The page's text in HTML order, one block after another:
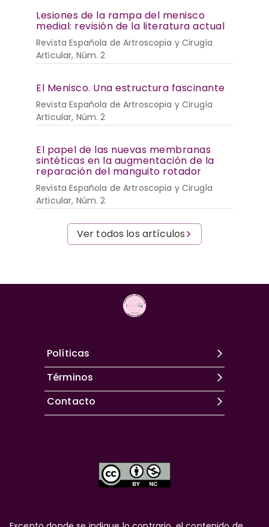
Lesiones de la rampa del menisco
medial: revisión de la literatura actual
Revista Española de Artroscopia y Cirugía
Articular, Núm. 2
El Menisco. Una estructura fascinante
Revista Española de Artroscopia y Cirugía
Articular, Núm. 2
El papel de las nuevas membranas
sintéticas en la augmentación de la
reparación del manguito rotador
Revista Española de Artroscopia y Cirugía
Articular, Núm. 2
Ver todos los artículos
Políticas
Términos
Contacto